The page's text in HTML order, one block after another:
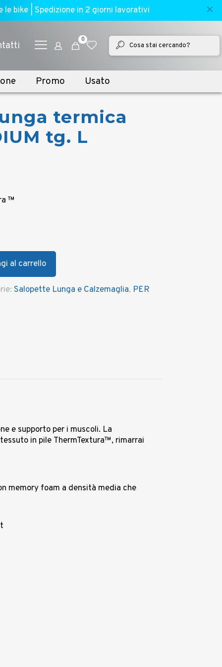
bike | Spedizione in 2 giorni lavorativi ✕
0
Promo Usato
termica
tg. L
™
al carrello
Salopette Lunga e Calzemaglia, PER
e supporto per i muscoli. La
in pile ThermTextura™, rimarrai
memory foam a densità media che